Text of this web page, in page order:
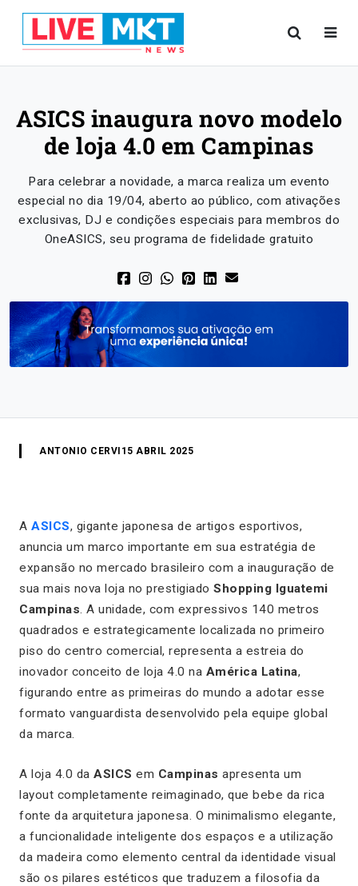
ASICS inaugura novo modelo
de loja 4.0 em Campinas
Para celebrar a novidade, a marca realiza um evento
especial no dia 19/04, aberto ao público, com ativações
exclusivas, DJ e condições especiais para membros do
OneASICS, seu programa de fidelidade gratuito
ANTONIO CERVI 15 ABRIL 2025
A ASICS, gigante japonesa de artigos esportivos,
anuncia um marco importante em sua estratégia de
expansão no mercado brasileiro com a inauguração de
sua mais nova loja no prestigiado Shopping Iguatemi
Campinas. A unidade, com expressivos 140 metros
quadrados e estrategicamente localizada no primeiro
piso do centro comercial, representa a estreia do
inovador conceito de loja 4.0 na América Latina,
figurando entre as primeiras do mundo a adotar esse
formato vanguardista desenvolvido pela equipe global
da marca.
A loja 4.0 da ASICS em Campinas apresenta um
layout completamente reimaginado, que bebe da rica
fonte da arquitetura japonesa. O minimalismo elegante,
a funcionalidade inteligente dos espaços e a utilização
da madeira como elemento central da identidade visual
são os pilares estéticos que traduzem a filosofia da